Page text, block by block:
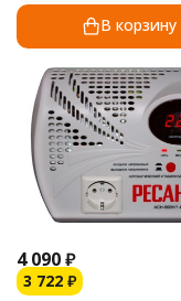
В корзину
4 090₽
3 722 ₽